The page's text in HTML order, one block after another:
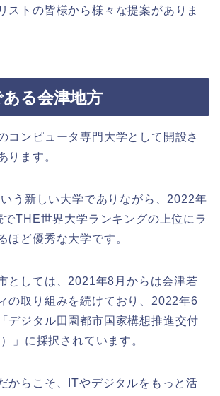
ストの皆様から様々な提案がありま
る会津地方
コンピュータ専門大学として開設さ
ります。
う新しい大学でありながら、2022年
THE世界大学ランキングの上位にラ
ほど優秀な大学です。
としては、2021年8月からは会津若
の取り組みを続けており、2022年6
デジタル田園都市国家構想推進交付
」に採択されています。
からこそ、ITやデジタルをもっと活